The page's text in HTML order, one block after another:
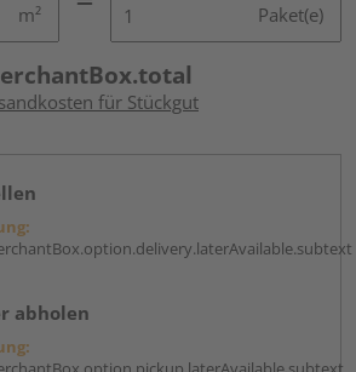
m² Paket(e)
für Stückgut
abholen